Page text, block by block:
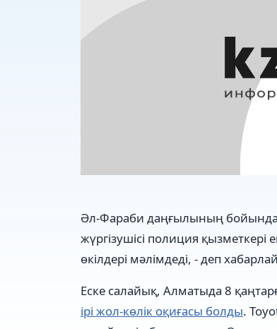
Әл-Фараби даңғылының бойында
жүргізушісі полиция
өкілдері мәлімдеді, - деп
Еске салайық, Алматыда 8
ірі жол-көлік оқиғасы болды.